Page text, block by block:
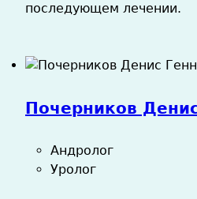
последующем лечении.
Почерников
Андролог
Уролог